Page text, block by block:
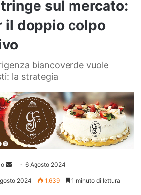
sul mercato:
il doppio colpo
biancoverde vuole
la strategia
Invia 6 Agosto 2024
2024 1.639 1 minuto di lettura